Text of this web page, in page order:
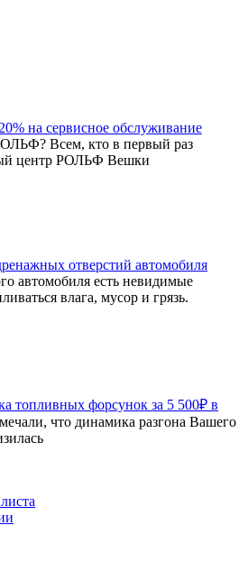
на сервисное обслуживание
Всем, кто в первый раз
центр РОЛЬФ Вешки
отверстий автомобиля
автомобиля есть невидимые
влага, мусор и грязь.
топливных форсунок за 5 500₽ в
что динамика разгона Вашего